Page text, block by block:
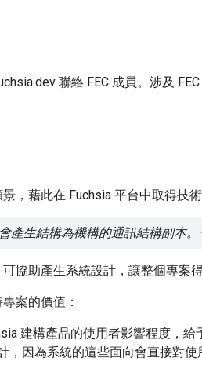
聯絡 FEC 成員。涉及
，藉此在 Fuchsia 平台中取得技術
產生結構為機構的通訊結構副本
協助產生系統設計，讓整個專案
案的價值：
建構產品的使用者影響程度，
因為系統的這些面向會直接對使